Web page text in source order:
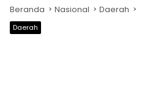
Beranda Nasional Daerah
Daerah